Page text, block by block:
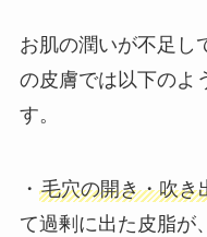
お肌の潤いが不足し
の皮膚では以下のよ
す。
・ 毛穴の開き・吹き
て過剰に出た皮脂が